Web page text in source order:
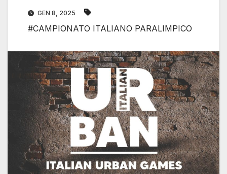
GEN 8, 2025
#CAMPIONATO ITALIANO PARALIMPICO